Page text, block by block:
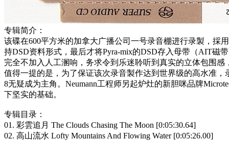
专辑简介：
该碟在600平方米的加拿大广播公司一号录音棚进行录製，採
持DSD资料形式，最后才将Pyra-mix的DSD存入母带（AIT磁
完全不加入人工溷响，务求令到乐迷聆听到真实的立体包围
值得一提的是，为了保证该次录音製作达到世界级的高水准
8无疑成为主角。Neumann工程师另起炉灶的新胆咪品牌
下坚实的基础。
专辑目录：
01. 彩雲追月 The Clouds Chasing The Moon [0:05:30.64]
02. 高山流水 Lofty Mountains And Flowing Water [0:05:26.00]